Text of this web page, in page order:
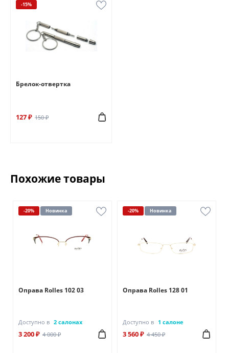
-15%
Брелок-отвертка
127 ₽ 150 ₽
Похожие товары
-20% Новинка
Оправа Rolles 102 03
Доступно в 2 салонах
3 200 ₽ 4 000 ₽
-20% Новинка
Оправа Rolles 128 01
Доступно в 1 салоне
3 560 ₽ 4 450 ₽